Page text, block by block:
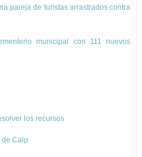
pareja de turistas arrastrados contra
municipal con 111 nuevos
los recursos
Calp